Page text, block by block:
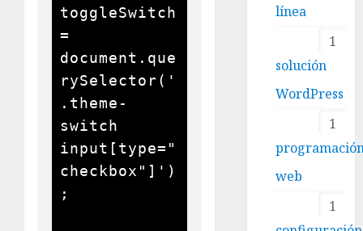
toggleSwitch
=
document.que
rySelector('
.theme-
switch
input[type="
checkbox"]')
;
línea
1
solución
WordPress
1
web
1